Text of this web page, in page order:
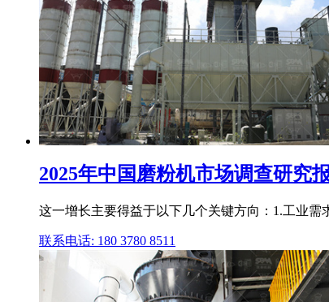
2025年中国磨粉机市场调查研究
这一增长主要得益于以下几个关键方向：1.工业
联系电话: 180 3780 8511